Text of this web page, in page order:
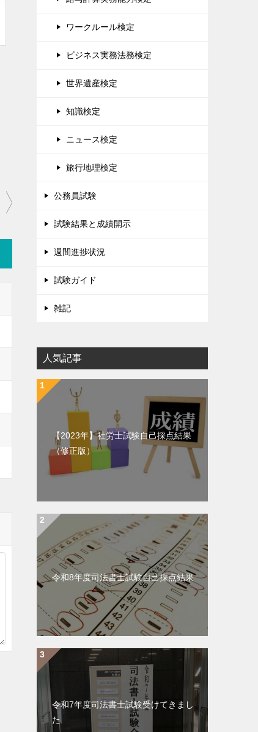
ワークルール検定
ビジネス実務法務検定
世界遺産検定
知識検定
ニュース検定
旅行地理検定
公務員試験
試験結果と成績開示
週間進捗状況
試験ガイド
雑記
人気記事
【2023年】社労士試験自己採点結果
（修正版）
令和8年度司法書士試験自己採点結果
令和7年度司法書士試験受けてきまし
た